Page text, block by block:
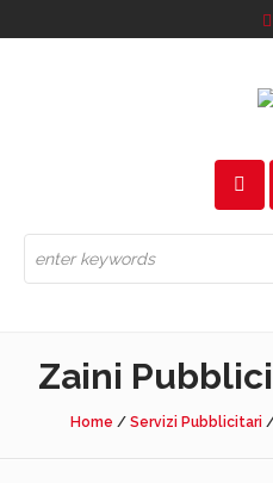
Zaini
Home / Servizi Pubblicitari